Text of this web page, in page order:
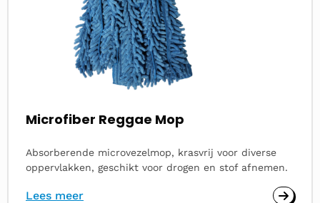
Microfiber Reggae Mop
Absorberende microvezelmop, krasvrij voor diverse
oppervlakken, geschikt voor drogen en stof afnemen.
Lees meer